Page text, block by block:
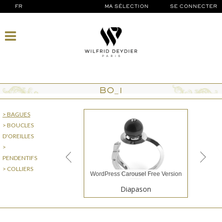
FR MA SÉLECTION SE CONNECTER
BO_1
> BAGUES
> BOUCLES
D'OREILLES
>
PENDENTIFS
> COLLIERS
WordPress Carousel Free Version
Diapason